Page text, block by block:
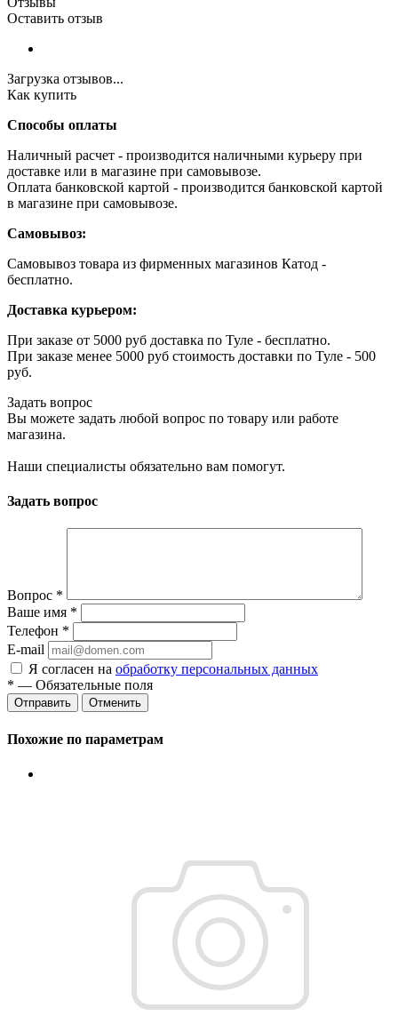
Оставить отзыв
Загрузка отзывов...
Как купить
Способы оплаты
Наличный расчет - производится наличными курьеру при
доставке или в магазине при самовывозе.
Оплата банковской картой - производится банковской картой
в магазине при самовывозе.
Самовывоз:
Самовывоз товара из фирменных магазинов Катод -
бесплатно.
Доставка курьером:
При заказе от 5000 руб доставка по Туле - бесплатно.
При заказе менее 5000 руб стоимость доставки по Туле - 500
руб.
Задать вопрос
Вы можете задать любой вопрос по товару или работе
магазина.
Наши специалисты обязательно вам помогут.
Задать вопрос
Вопрос *
Ваше имя *
Телефон *
E-mail
Я согласен на обработку персональных данных
* — Обязательные поля
Отменить
Похожие по параметрам